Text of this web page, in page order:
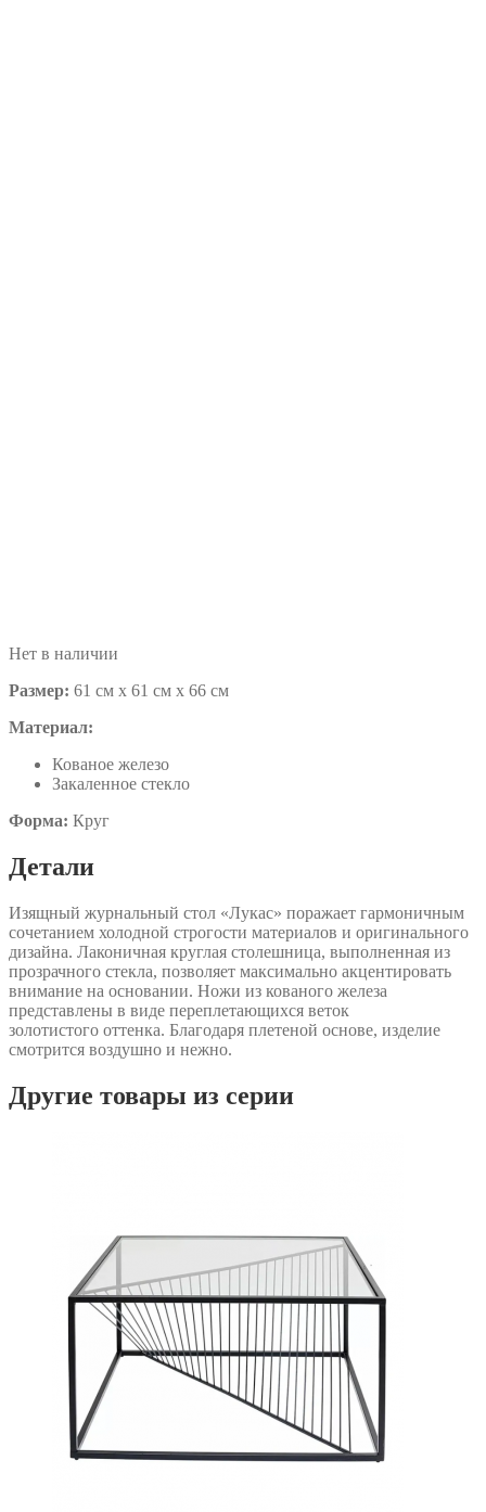
Нет в наличии
Размер: 61 см x 61 см х 66 см
Материал:
Кованое железо
Закаленное стекло
Форма: Круг
Детали
Изящный журнальный стол «Лукас» поражает гармоничным
сочетанием холодной строгости материалов и оригинального
дизайна. Лаконичная круглая столешница, выполненная из
прозрачного стекла, позволяет максимально акцентировать
внимание на основании. Ножи из кованого железа
представлены в виде переплетающихся веток
золотистого оттенка. Благодаря плетеной основе, изделие
смотрится воздушно и нежно.
Другие товары из серии